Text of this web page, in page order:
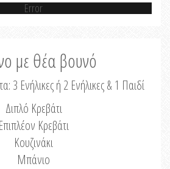
Error
με θέα βουνό
3 Ενήλικες ή 2 Ενήλικες & 1 Παιδί
Διπλό Κρεβάτι
Επιπλέον Κρεβάτι
Κουζινάκι
Μπάνιο